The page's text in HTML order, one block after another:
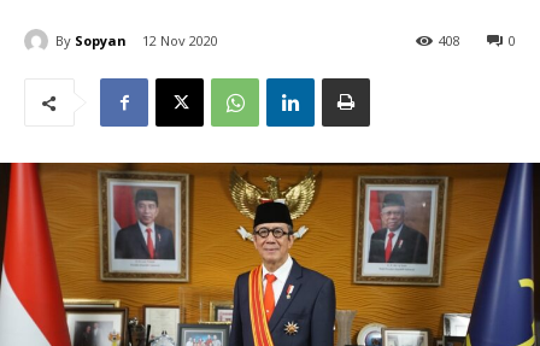
By Sopyan 12 Nov 2020 0
408